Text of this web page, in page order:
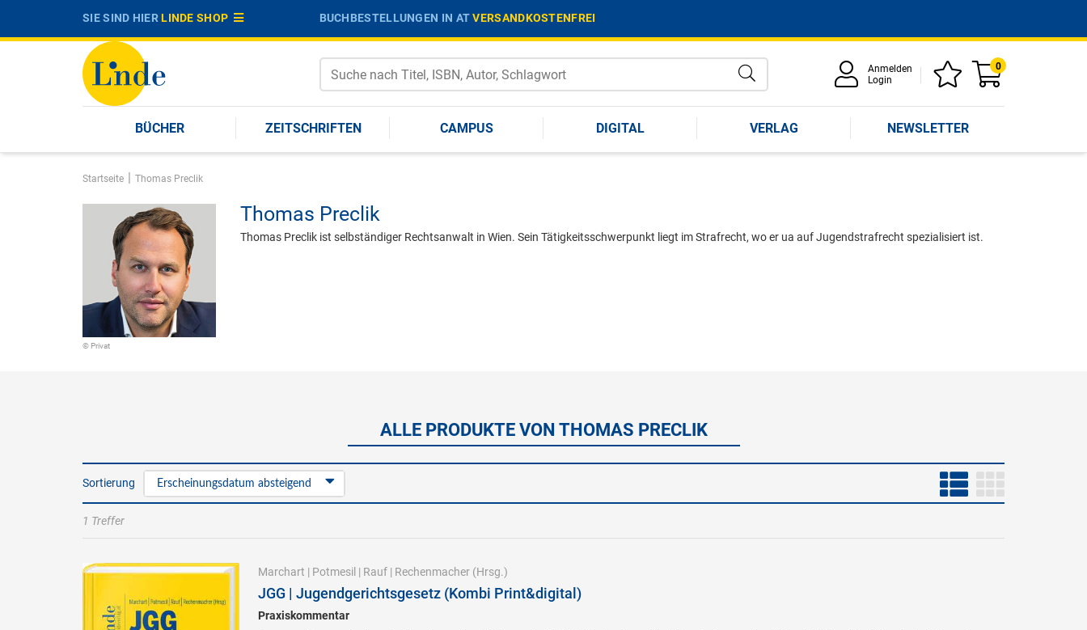
SIE SIND HIERLINDE SHOP BUCHBESTELLUNGEN IN ATVERSANDKOSTENFREI
Anmelden
Login
0
BÜCHER ZEITSCHRIFTEN CAMPUS DIGITAL VERLAG NEWSLETTER
Startseite | Thomas Preclik
© Privat
Thomas Preclik
Thomas Preclik ist selbständiger Rechtsanwalt in Wien. Sein Tätigkeitsschwerpunkt liegt im Strafrecht, wo er ua auf Jugendstrafrecht spezialisiert ist.
ALLE PRODUKTE VON THOMAS PRECLIK
Sortierung Erscheinungsdatum absteigend
1 Treffer
Marchart | Potmesil | Rauf| Rechenmacher(Hrsg.)
JGG | Jugendgerichtsgesetz (Kombi Print&digital)
Praxiskommentar